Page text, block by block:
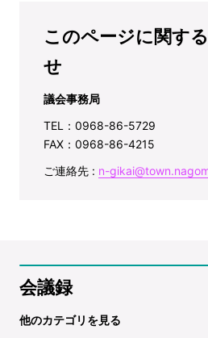
このページに関す
せ
議会事務局
TEL：0968-86-5729
FAX：0968-86-4215
ご連絡先 : n-
会議録
他のカテゴリを見る